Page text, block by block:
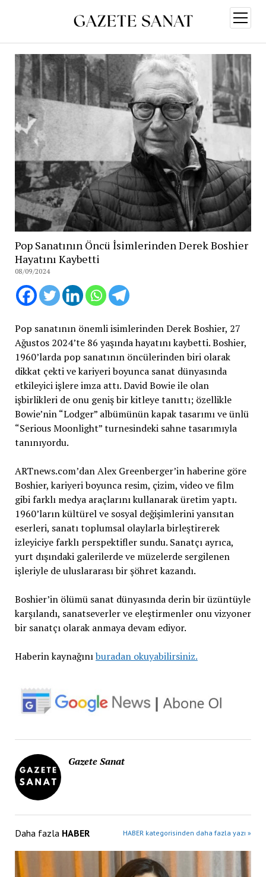
aç
Pop Sanatının Öncü İsimlerinden Derek Boshier
Hayatını Kaybetti
08/09/2024
Pop sanatının önemli isimlerinden Derek Boshier, 27
Ağustos 2024’te 86 yaşında hayatını kaybetti. Boshier,
1960’larda pop sanatının öncülerinden biri olarak
dikkat çekti ve kariyeri boyunca sanat dünyasında
etkileyici işlere imza attı. David Bowie ile olan
işbirlikleri de onu geniş bir kitleye tanıttı; özellikle
Bowie’nin “Lodger” albümünün kapak tasarımı ve ünlü
“Serious Moonlight” turnesindeki sahne tasarımıyla
tanınıyordu.
ARTnews.com’dan Alex Greenberger’in haberine göre
Boshier, kariyeri boyunca resim, çizim, video ve film
gibi farklı medya araçlarını kullanarak üretim yaptı.
1960’ların kültürel ve sosyal değişimlerini yansıtan
eserleri, sanatı toplumsal olaylarla birleştirerek
izleyiciye farklı perspektifler sundu. Sanatçı ayrıca,
yurt dışındaki galerilerde ve müzelerde sergilenen
işleriyle de uluslararası bir şöhret kazandı.
Boshier’in ölümü sanat dünyasında derin bir üzüntüyle
karşılandı, sanatseverler ve eleştirmenler onu vizyoner
bir sanatçı olarak anmaya devam ediyor.
Haberin kaynağınıburadan okuyabilirsiniz.
Gazete Sanat
Daha fazla HABER HABER kategorisinden daha fazla yazı »